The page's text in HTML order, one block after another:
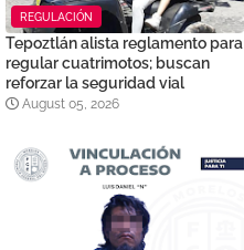
REGULACIÓN
Tepoztlán alista reglamento para
regular cuatrimotos; buscan
reforzar la seguridad vial
August 05, 2026